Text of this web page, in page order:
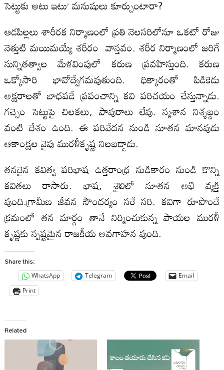
సెట్టుకు అటు ఇటు’ మనుషులు కూర్చుంటారా?
ఆడపిల్లలు శారీరక నిర్మాణంలో ప్రతి నెలసరిలోనూ ఒకటో రోజు
నెత్తుటి మయిమయ్యే శరీరం వాస్తవం. శరీర నిర్మాణంలో జరిగే
సున్నితత్వాల మేళవింపులో కరుణ ప్రవహిస్తుంది. కరుణ
ఒక్కోసారి భావోద్వేగమవుతుంది. ధిక్కారంతో పిడికెడు
అక్షరాలతో బాధపడే ప్రపంచాన్ని కవి పరిచయం చేస్తున్నాడు.
గచ్చెం సెట్టుపై చిలకలు, పావురాలు లేవు. స్మశాన నిశ్శబ్దం
వంటి దేశం ఉంది. ఈ పరివేదన నుండి నూతన మానవుడు
ఆకాంక్షల వైపు మురళీకృష్ణ నిలబడ్డాడు.
తనదైన కవిత్వ పరిభాష ఉత్తరాంధ్ర నుడికారం నుండి కొన్ని
కవితలు రాసారు. భాష, శైలిలో నూతన అభి వ్యక్తి
వుంది.గ్రామీణ జీవన సౌందర్యం సరే సరి. కవిగా రూపొందే
క్రమంలో తన మార్గం తానే నిర్మించుకున్న పాయల మురళీ
కృష్ణకు స్పష్టమైన రాజకీయ అవగాహన వుంది.
Share this:
WhatsApp Telegram
Email
Print
Related